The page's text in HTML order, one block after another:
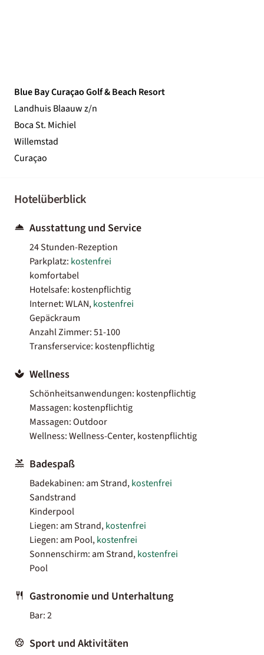
Blue Bay Curaçao Golf & Beach Resort
Landhuis Blaauw z/n
Boca St. Michiel
Willemstad
Curaçao
Hotelüberblick
Ausstattung und Service
24 Stunden-Rezeption
Parkplatz: kostenfrei
komfortabel
Hotelsafe: kostenpflichtig
Internet: WLAN,kostenfrei
Gepäckraum
Anzahl Zimmer: 51-100
Transferservice: kostenpflichtig
Wellness
Schönheitsanwendungen: kostenpflichtig
Massagen: kostenpflichtig
Massagen: Outdoor
Wellness: Wellness-Center, kostenpflichtig
Badespaß
Badekabinen: am Strand,kostenfrei
Sandstrand
Kinderpool
Liegen: am Strand,kostenfrei
Liegen: am Pool,kostenfrei
Sonnenschirm: am Strand,kostenfrei
Pool
Gastronomie und Unterhaltung
Bar: 2
Sport und Aktivitäten